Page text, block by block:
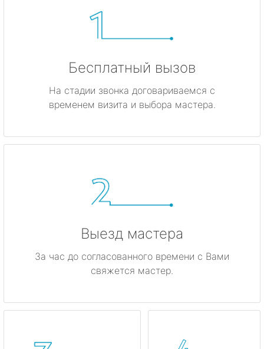
Бесплатный вызов
На стадии звонка договариваемся с
временем визита и выбора мастера.
Выезд мастера
За час до согласованного времени с Вами
свяжется мастер.